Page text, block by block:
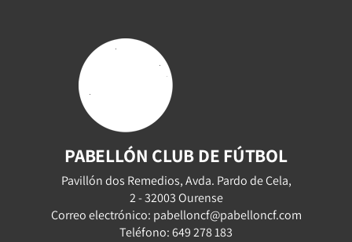
PABELLÓN CLUB DE FÚTBOL
Pavillón dos Remedios, Avda. Pardo de Cela,
2 - 32003 Ourense
Correo electrónico: pabelloncf@pabelloncf.com
Teléfono: 649 278 183